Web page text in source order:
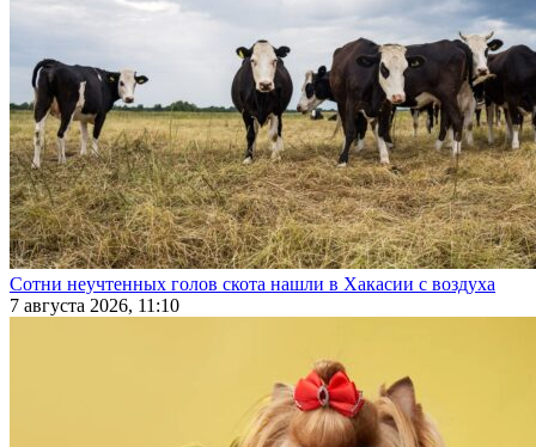
Сотни неучтенных голов скота нашли в Хакасии с воздуха
7 августа 2026, 11:10